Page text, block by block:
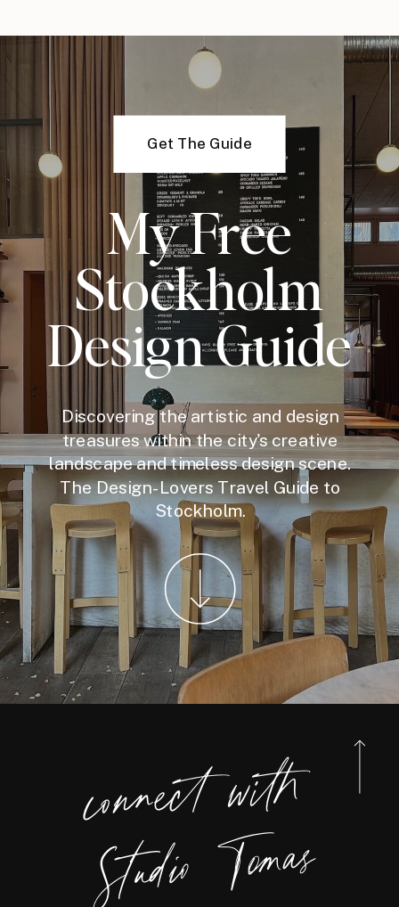
Get The Guide
My Free
Stockholm
Design Guide
Discovering the artistic and design
treasures within the city's creative
landscape and timeless design scene.
The Design-Lovers Travel Guide to
Stockholm.
connect
with
Studio
Tomas